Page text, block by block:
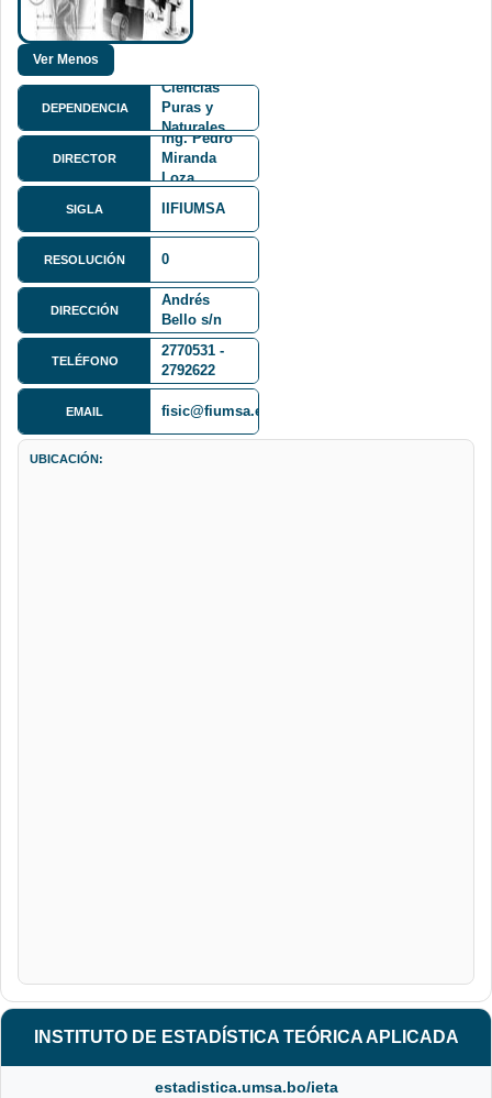
DEPENDENCIA
Ciencias
Puras y
Naturales
FCPN
DIRECTOR
Ing. Pedro
Miranda
Loza
SIGLA IIFIUMSA
RESOLUCIÓN 0
DIRECCIÓN
Calle 27 y
Andrés
Bello s/n
Cota Cota
TELÉFONO
2770531 -
2792622
EMAIL fisic@fiumsa.edu.bo
UBICACIÓN:
INSTITUTO DE ESTADÍSTICA TEÓRICA APLICADA
estadistica.umsa.bo/ieta